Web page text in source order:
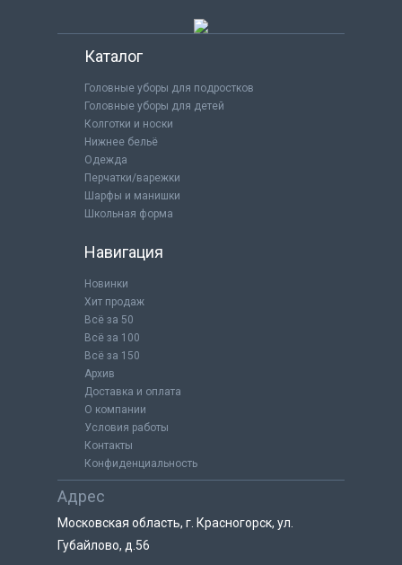
Каталог
Головные уборы для подростков
Головные уборы для детей
Колготки и носки
Нижнее бельё
Одежда
Перчатки/варежки
Шарфы и манишки
Школьная форма
Навигация
Новинки
Хит продаж
Всё за 50
Всё за 100
Всё за 150
Архив
Доставка и оплата
О компании
Условия работы
Контакты
Конфиденциальность
Адрес
Московская область, г. Красногорск, ул.
Губайлово, д.56